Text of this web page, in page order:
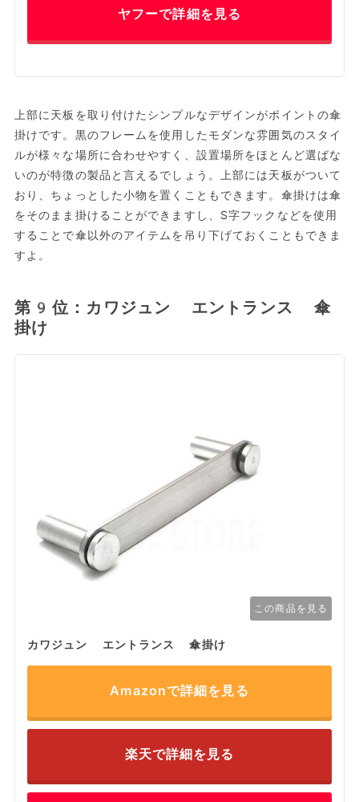
ヤフーで詳細を見る
上部に天板を取り付けたシンプルなデザインがポイントの傘
掛けです。黒のフレームを使用したモダンな雰囲気のスタイ
ルが様々な場所に合わせやすく、設置場所をほとんど選ばな
いのが特徴の製品と言えるでしょう。上部には天板がついて
おり、ちょっとした小物を置くこともできます。傘掛けは傘
をそのまま掛けることができますし、S字フックなどを使用
することで傘以外のアイテムを吊り下げておくこともできま
すよ。
第9位：カワジュン エントランス 傘
掛け
この商品を見る
カワジュン エントランス 傘掛け
Amazonで詳細を見る
楽天で詳細を見る